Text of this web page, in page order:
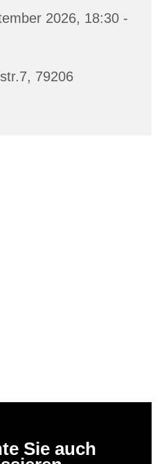
2026, 18:30 -
79206
Sie auch